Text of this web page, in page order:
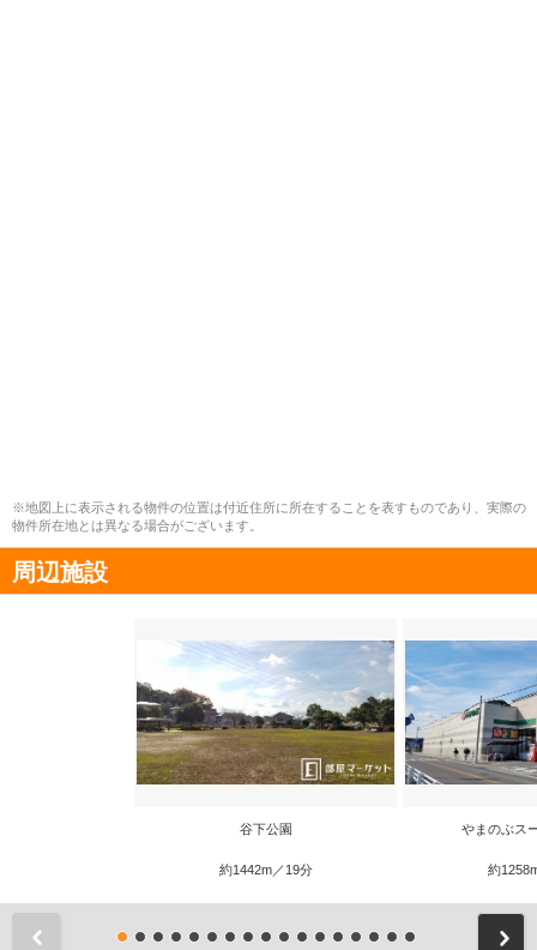
※地図上に表示される物件の位置は付近住所に所在することを表すものであり、実際の
物件所在地とは異なる場合がございます。
周辺施設
谷下公園
約1442m／19分
やまのぶス
約